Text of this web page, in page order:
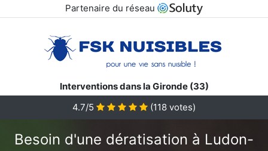
Partenaire du réseau
Interventions dans la Gironde (33)
4.7/5 (118 votes)
Besoin d'une dératisation à Ludon-